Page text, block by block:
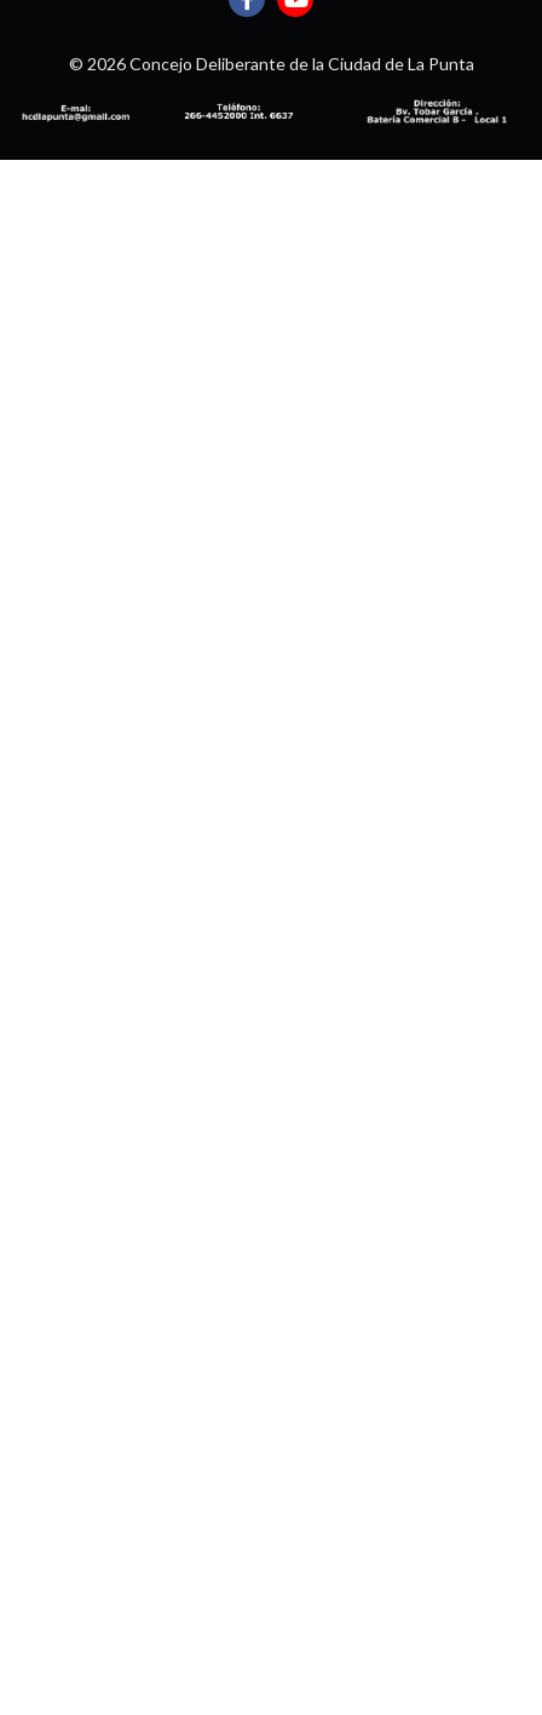
© 2026 Concejo Deliberante de la Ciudad de La Punta